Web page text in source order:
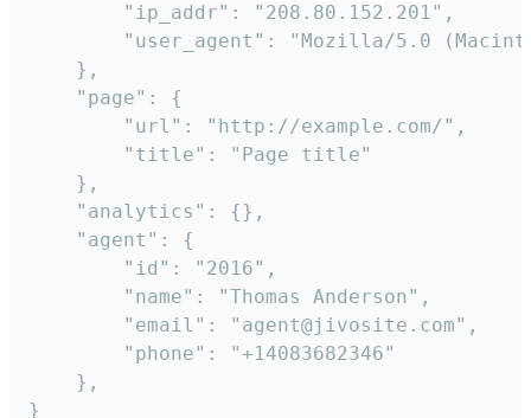
        "ip_addr": "208.80.152.201",
"user_agent": "Mozilla/5.0
    },
    "page": {
        "url": "http://example.com/",
        "title": "Page title"
    },
    "analytics": {},
    "agent": {
        "id": "2016",
        "name": "Thomas Anderson",
        "email": "agent@jivosite.com",
        "phone": "+14083682346"
    },
}